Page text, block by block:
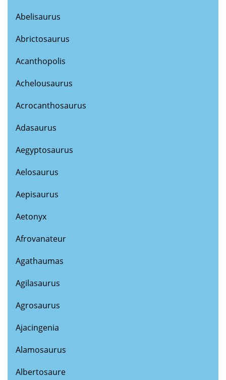
Abelisaurus
Abrictosaurus
Acanthopolis
Achelousaurus
Acrocanthosaurus
Adasaurus
Aegyptosaurus
Aelosaurus
Aepisaurus
Aetonyx
Afrovanateur
Agathaumas
Agilasaurus
Agrosaurus
Ajacingenia
Alamosaurus
Albertosaure